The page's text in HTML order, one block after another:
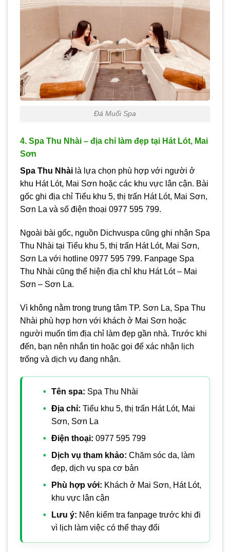
Đá Muối Spa
4. Spa Thu Nhài – địa chỉ làm đẹp tại Hát Lót, Mai
Sơn
Spa Thu Nhài là lựa chọn phù hợp với người ở
khu Hát Lót, Mai Sơn hoặc các khu vực lân cận. Bài
gốc ghi địa chỉ Tiểu khu 5, thị trấn Hát Lót, Mai Sơn,
Sơn La và số điện thoại 0977 595 799.
Ngoài bài gốc, nguồn Dichvuspa cũng ghi nhận Spa
Thu Nhài tại Tiểu khu 5, thị trấn Hát Lót, Mai Sơn,
Sơn La với hotline 0977 595 799. Fanpage Spa
Thu Nhài cũng thể hiện địa chỉ khu Hát Lót – Mai
Sơn – Sơn La.
Vì không nằm trong trung tâm TP. Sơn La, Spa Thu
Nhài phù hợp hơn với khách ở Mai Sơn hoặc
người muốn tìm địa chỉ làm đẹp gần nhà. Trước khi
đến, bạn nên nhắn tin hoặc gọi để xác nhận lịch
trống và dịch vụ đang nhận.
Tên spa: Spa Thu Nhài
Địa chỉ: Tiểu khu 5, thị trấn Hát Lót, Mai
Sơn, Sơn La
Điện thoại: 0977 595 799
Dịch vụ tham khảo: Chăm sóc da, làm
đẹp, dịch vụ spa cơ bản
Phù hợp với: Khách ở Mai Sơn, Hát Lót,
khu vực lân cận
Lưu ý: Nên kiểm tra fanpage trước khi đi
vì lịch làm việc có thể thay đổi